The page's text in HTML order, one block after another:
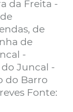
da Freita -
de
de
-
Juncal -
do Barro
Fonte: